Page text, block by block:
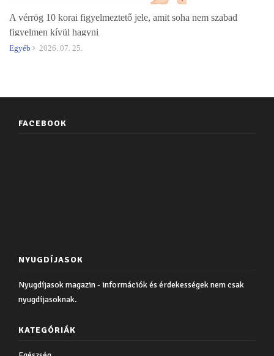
A vérrög 10 korai figyelmeztető jele, amit soha nem szabad
figyelmen kívül hagyni
Egyéb 2026. 07. 25.
FACEBOOK
NYUGDÍJASOK
Nyugdíjasok magazin - információk és érdekességek nem csak
nyugdíjasoknak.
KATEGÓRIÁK